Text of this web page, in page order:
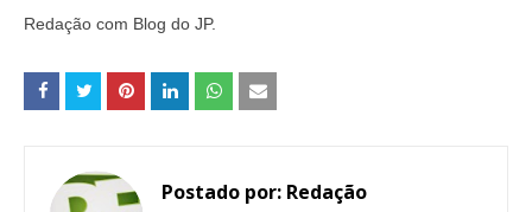
Redação com Blog do JP.
Postado por: Redação